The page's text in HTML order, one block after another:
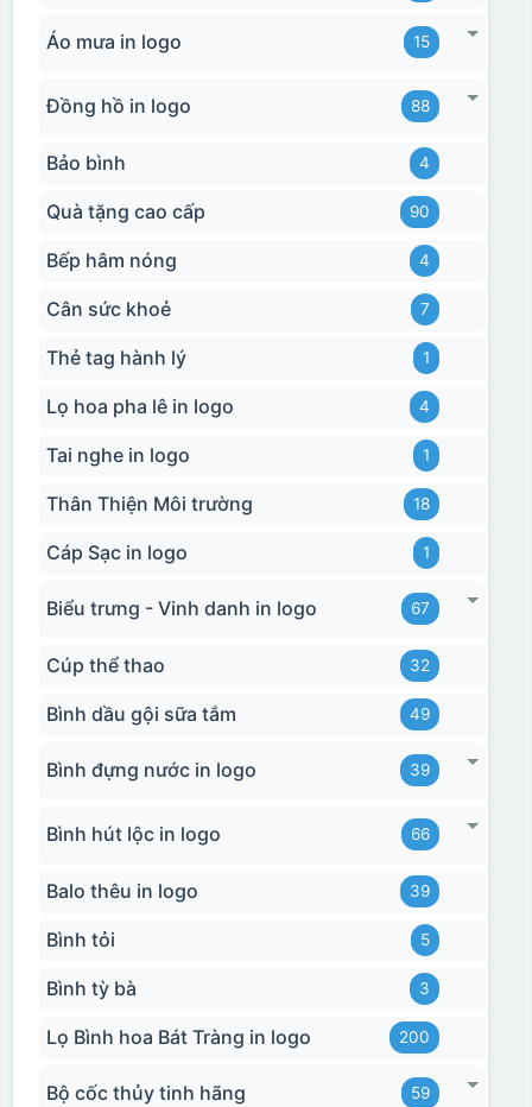
Áo mưa in logo 15
Đồng hồ in logo 88
Bảo bình 4
Quà tặng cao cấp 90
Bếp hâm nóng 4
Cân sức khoẻ 7
Thẻ tag hành lý 1
Lọ hoa pha lê in logo 4
Tai nghe in logo 1
Thân Thiện Môi trường 18
Cáp Sạc in logo 1
Biểu trưng - Vinh danh in logo 67
Cúp thể thao 32
Bình dầu gội sữa tắm 49
Bình đựng nước in logo 39
Bình hút lộc in logo 66
Balo thêu in logo 39
Bình tỏi 5
Bình tỳ bà 3
Lọ Bình hoa Bát Tràng in logo 200
Bộ cốc thủy tinh hãng 59